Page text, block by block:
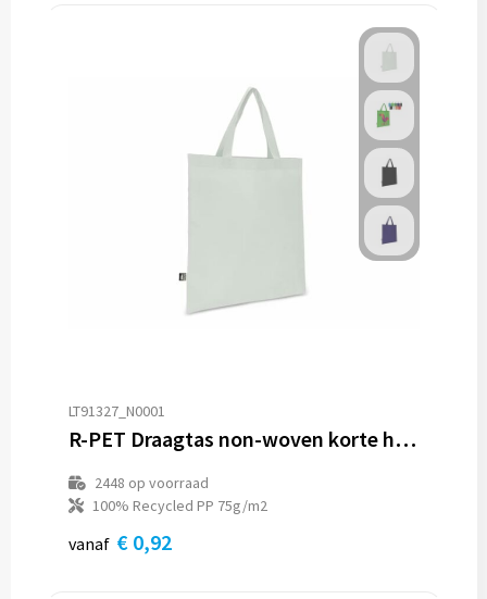
LT91327_N0001
R-PET Draagtas non-woven korte handvatten 38 x 42cm 75g/m²
2448 op voorraad
100% Recycled PP 75g/m2
vanaf € 0,92